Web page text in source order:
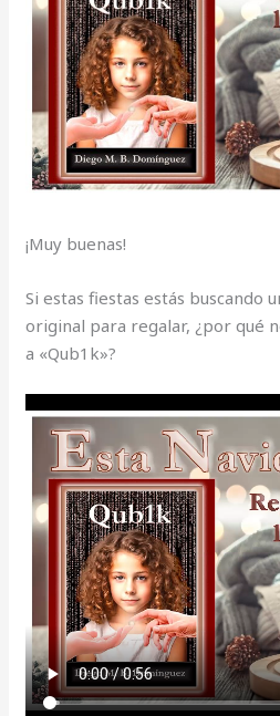
¡Muy buenas!
Si estas fiestas estás buscando
original para regalar, ¿por qué
a «Qub1k»?